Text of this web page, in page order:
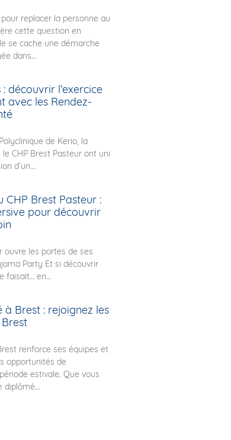
replacer la personne au
cette question en
se cache une démarche
dans...
découvrir l’exercice
avec les Rendez-
de Kerio, la
CHP Brest Pasteur ont uni
d’un...
Brest Pasteur :
pour découvrir
ouvre les portes de ses
Party Et si découvrir
faisait… en...
à Brest : rejoignez les
renforce ses équipes et
opportunités de
estivale. Que vous
diplômé...